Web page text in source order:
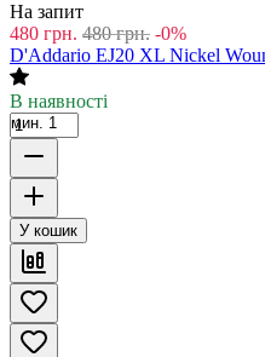
На запит
480 грн. 480 грн. -0%
D'Addario EJ20 XL Nickel
В наявності
мин. 1
У кошик